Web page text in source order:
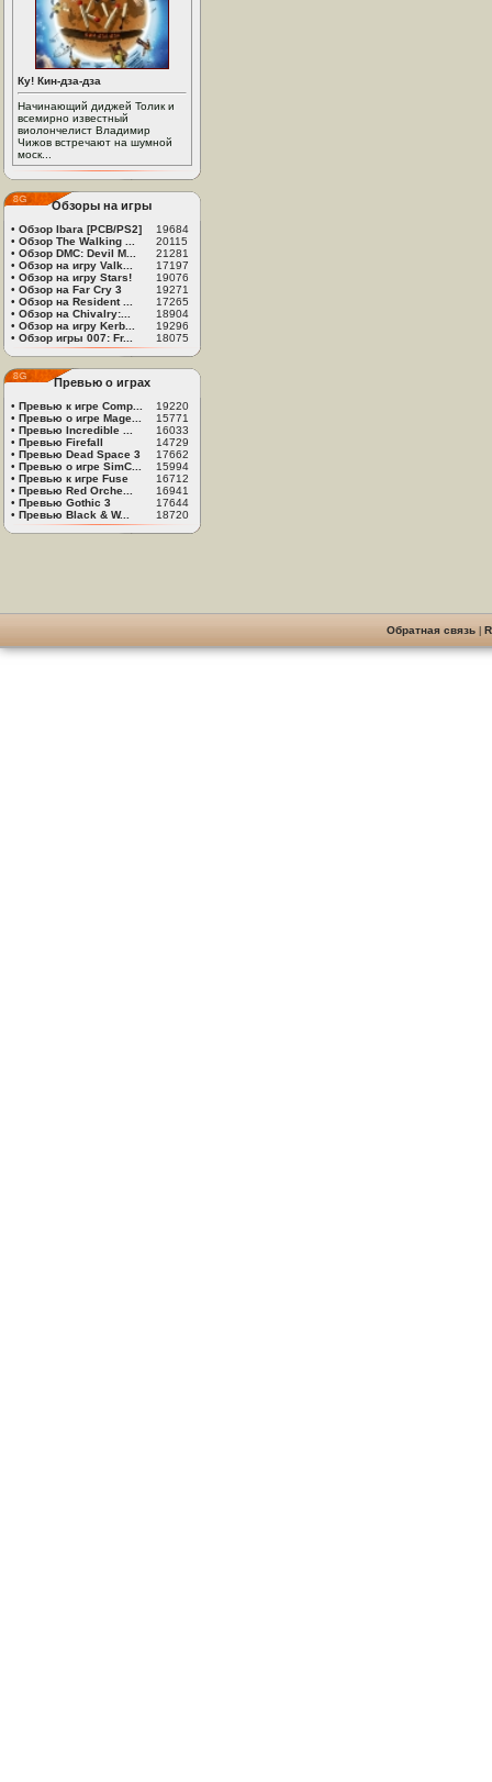
Ку! Кин-дза-дза
Начинающий диджей Толик и
всемирно известный
виолончелист Владимир
Чижов встречают на шумной
моск...
Обзоры на игры
• Обзор Ibara [PCB/PS2]
19684
• Обзор The Walking ...
20115
• Обзор DMC: Devil M...
21281
• Обзор на игру Valk...
17197
• Обзор на игру Stars!
19076
• Обзор на Far Cry 3
19271
• Обзор на Resident ...
17265
• Обзор на Chivalry:...
18904
• Обзор на игру Kerb...
19296
• Обзор игры 007: Fr... 18075
Превью о играх
• Превью к игре Comp...
19220
• Превью о игре Mage...
15771
• Превью Incredible ...
16033
• Превью Firefall
14729
• Превью Dead Space 3
17662
• Превью о игре SimC...
15994
• Превью к игре Fuse
16712
• Превью Red Orche...
16941
• Превью Gothic 3
17644
• Превью Black & W... 18720
Обратная связь